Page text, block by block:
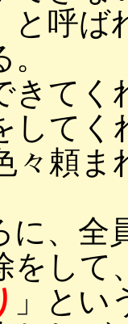
と呼ば
きてく
してく
々頼ま
に、全
をして
」とい